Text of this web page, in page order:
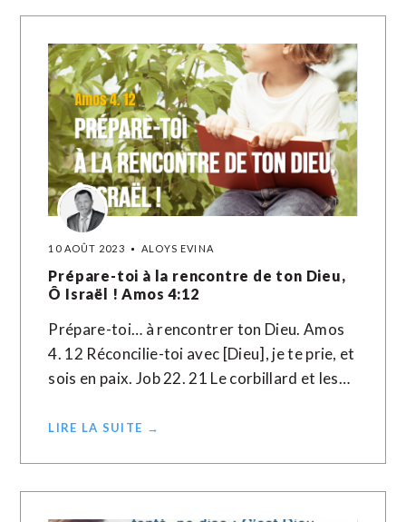
10 AOÛT 2023 ALOYS EVINA
Prépare-toi à la rencontre de ton Dieu,
Ô Israël ! Amos 4:12
Prépare-toi… à rencontrer ton Dieu. Amos
4. 12 Réconcilie-toi avec [Dieu], je te prie, et
sois en paix. Job 22. 21 Le corbillard et les…
LIRE LA SUITE →